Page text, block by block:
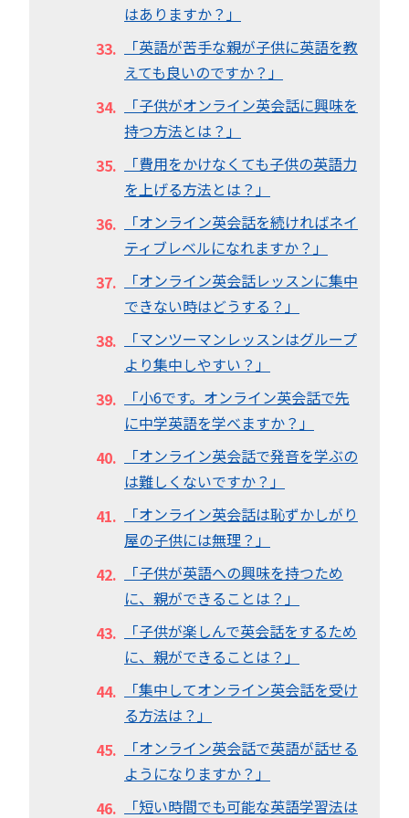
はありますか？」
「英語が苦手な親が子供に英語を教
えても良いのですか？」
「子供がオンライン英会話に興味を
持つ方法とは？」
「費用をかけなくても子供の英語力
を上げる方法とは？」
「オンライン英会話を続ければネイ
ティブレベルになれますか？」
「オンライン英会話レッスンに集中
できない時はどうする？」
「マンツーマンレッスンはグループ
より集中しやすい？」
「小6です。オンライン英会話で先
に中学英語を学べますか？」
「オンライン英会話で発音を学ぶの
は難しくないですか？」
「オンライン英会話は恥ずかしがり
屋の子供には無理？」
「子供が英語への興味を持つため
に、親ができることは？」
「子供が楽しんで英会話をするため
に、親ができることは？」
「集中してオンライン英会話を受け
る方法は？」
「オンライン英会話で英語が話せる
ようになりますか？」
「短い時間でも可能な英語学習法は